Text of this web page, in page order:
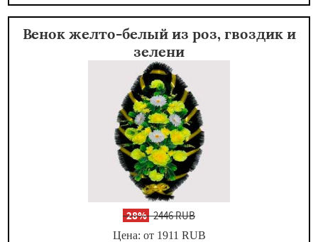
Венок желто-белый из роз, гвоздик и
зелени
-28%2446 RUB
Цена: от 1911 RUB